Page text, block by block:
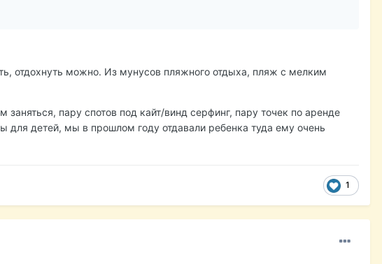
отдохнуть можно. Из мунусов пляжного отдыха, пляж с мелким
пару спотов под кайт/винд серфинг, пару точек по аренде
для детей, мы в прошлом году отдавали ребенка туда ему очень
1